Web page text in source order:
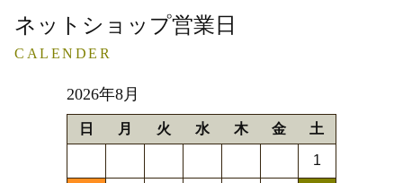
ネットショップ営業日
CALENDER
2026年8月
日 月 火 水 木 金 土
1